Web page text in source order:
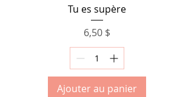
Tu es supère
Prix
6,50 $
Ajouter au panier